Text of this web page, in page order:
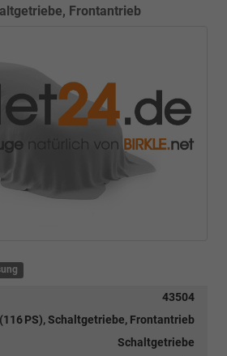
Frontantrieb
43504
(116 PS), Schaltgetriebe, Frontantrieb
Schaltgetriebe